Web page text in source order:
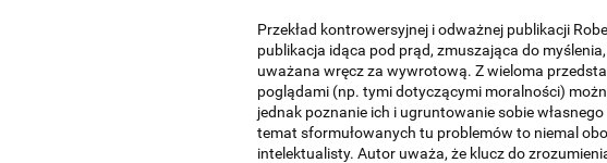
Przekład kontrowersyjnej i odważnej publikacji
publikacja idąca pod prąd, zmuszająca do
uważana wręcz za wywrotową. Z wieloma
poglądami (np. tymi dotyczącymi moralności)
jednak poznanie ich i ugruntowanie sobie
temat sformułowanych tu problemów to niemal
intelektualisty. Autor uważa, że klucz do